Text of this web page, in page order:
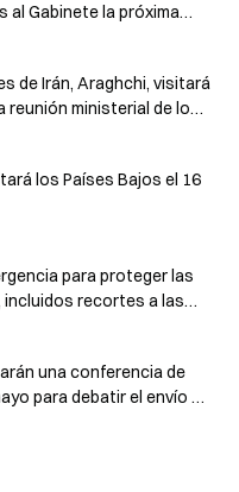
al Gabinete la próxima
de Irán, Araghchi, visitará
reunión ministerial de los
los Países Bajos el 16
para proteger las
recortes a las
una conferencia de
para debatir el envío en